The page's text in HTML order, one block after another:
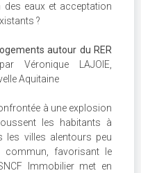
eaux et acceptation
?
autour du RER
Véronique LAJOIE,
Aquitaine
à une explosion
les habitants à
les villes alentours peu
commun, favorisant le
Immobilier met en